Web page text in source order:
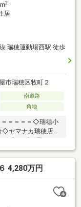
2
居
瑞穂運動場西駅 徒歩
市瑞穂区牧町２
南道路
角地
＝＝＝＝＝◇瑞穂小
ヤマナカ瑞穂店：
分◇みずほ足クリニ
ウスメーカーで建
リアで暮らしやす
＝＝＝＝＝＼見る
の組み方教えます。
のページで気にな
4,280万円